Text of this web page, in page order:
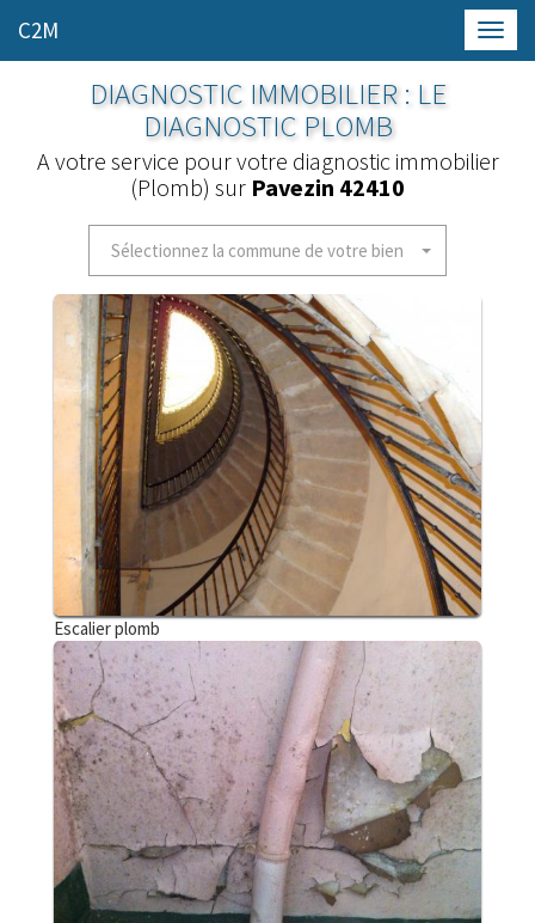
C2M
DIAGNOSTIC IMMOBILIER : LE
DIAGNOSTIC PLOMB
A votre service pour votre diagnostic immobilier
(Plomb) sur Pavezin 42410
Sélectionnez la commune de votre bien
Escalier plomb